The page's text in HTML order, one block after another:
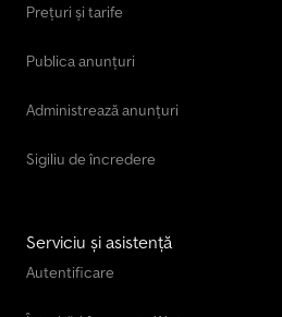
Prețuri și tarife
Publica anunțuri
Administrează anunțuri
Sigiliu de încredere
Serviciu și asistență
Autentificare